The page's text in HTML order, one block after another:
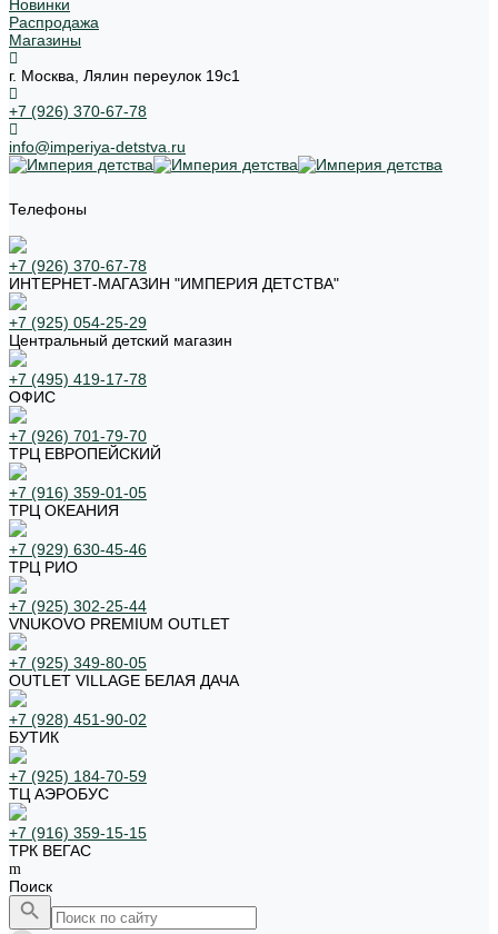
Новинки
Распродажа
Магазины
г. Москва, Лялин переулок 19с1
+7 (926) 370-67-78
info@imperiya-detstva.ru
Телефоны
+7 (926) 370-67-78
ИНТЕРНЕТ-МАГАЗИН "ИМПЕРИЯ ДЕТСТВА"
+7 (925) 054-25-29
Центральный детский магазин
+7 (495) 419-17-78
ОФИС
+7 (926) 701-79-70
ТРЦ ЕВРОПЕЙСКИЙ
+7 (916) 359-01-05
ТРЦ ОКЕАНИЯ
+7 (929) 630-45-46
ТРЦ РИО
+7 (925) 302-25-44
VNUKOVO PREMIUM OUTLET
+7 (925) 349-80-05
OUTLET VILLAGE БЕЛАЯ ДАЧА
+7 (928) 451-90-02
БУТИК
+7 (925) 184-70-59
ТЦ АЭРОБУС
+7 (916) 359-15-15
ТРК ВЕГАС
Поиск